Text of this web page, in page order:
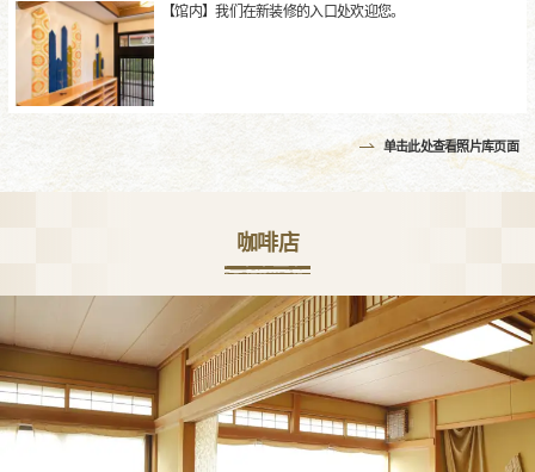
【馆内】我们在新装修的入口处欢迎您。
单击此处查看照片库页面
咖啡店